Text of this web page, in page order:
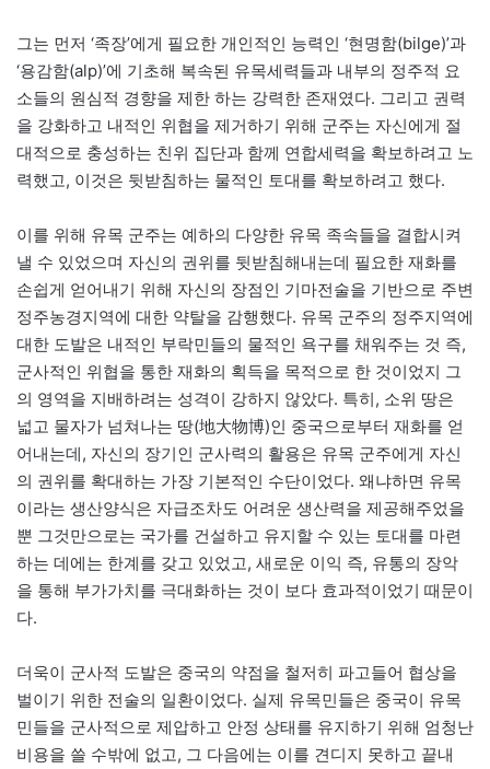
그는 먼저 ‘족장’에게 필요한 개인적인 능력인 ‘현명함(bilge)’과
‘용감함(alp)’에 기초해 복속된 유목세력들과 내부의 정주적 요
소들의 원심적 경향을 제한 하는 강력한 존재였다. 그리고 권력
을 강화하고 내적인 위협을 제거하기 위해 군주는 자신에게 절
대적으로 충성하는 친위 집단과 함께 연합세력을 확보하려고 노
력했고, 이것은 뒷받침하는 물적인 토대를 확보하려고 했다.
이를 위해 유목 군주는 예하의 다양한 유목 족속들을 결합시켜
낼 수 있었으며 자신의 권위를 뒷받침해내는데 필요한 재화를
손쉽게 얻어내기 위해 자신의 장점인 기마전술을 기반으로 주변
정주농경지역에 대한 약탈을 감행했다. 유목 군주의 정주지역에
대한 도발은 내적인 부락민들의 물적인 욕구를 채워주는 것 즉,
군사적인 위협을 통한 재화의 획득을 목적으로 한 것이었지 그
의 영역을 지배하려는 성격이 강하지 않았다. 특히, 소위 땅은
넓고 물자가 넘쳐나는 땅(地大物博)인 중국으로부터 재화를 얻
어내는데, 자신의 장기인 군사력의 활용은 유목 군주에게 자신
의 권위를 확대하는 가장 기본적인 수단이었다. 왜냐하면 유목
이라는 생산양식은 자급조차도 어려운 생산력을 제공해주었을
뿐 그것만으로는 국가를 건설하고 유지할 수 있는 토대를 마련
하는 데에는 한계를 갖고 있었고, 새로운 이익 즉, 유통의 장악
을 통해 부가가치를 극대화하는 것이 보다 효과적이었기 때문이
다.
더욱이 군사적 도발은 중국의 약점을 철저히 파고들어 협상을
벌이기 위한 전술의 일환이었다. 실제 유목민들은 중국이 유목
민들을 군사적으로 제압하고 안정 상태를 유지하기 위해 엄청난
비용을 쓸 수밖에 없고, 그 다음에는 이를 견디지 못하고 끝내